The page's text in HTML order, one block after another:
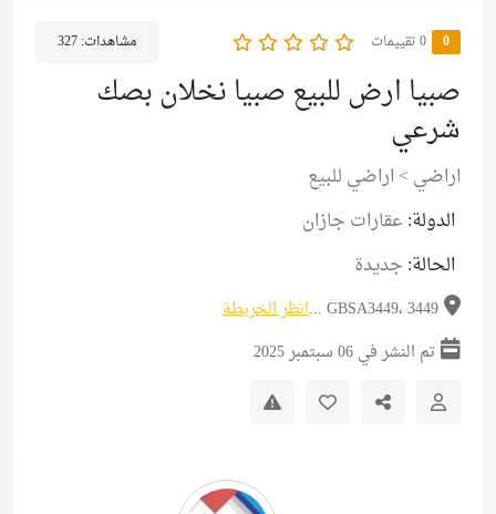
0 ‫0 تقييمات مشاهدات:327
صبيا ارض للبيع صبيا نخلان بصك
شرعي
اراضي> اراضي للبيع
الدولة: عقارات جازان
الحالة: جديدة
GBSA3449، 3449 ... انظر الخريطة
تم النشر في 06 سبتمبر 2025